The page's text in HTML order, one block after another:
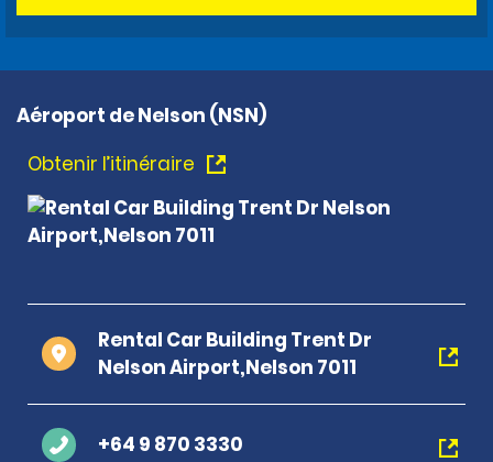
Aéroport de Nelson (NSN)
Obtenir l’itinéraire
Rental Car Building Trent Dr
Nelson Airport,Nelson 7011
+64 9 870 3330